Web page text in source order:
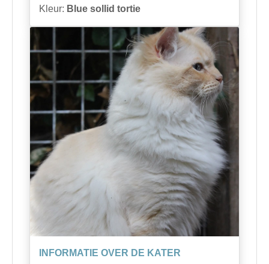
Kleur: Blue sollid tortie
INFORMATIE OVER DE KATER